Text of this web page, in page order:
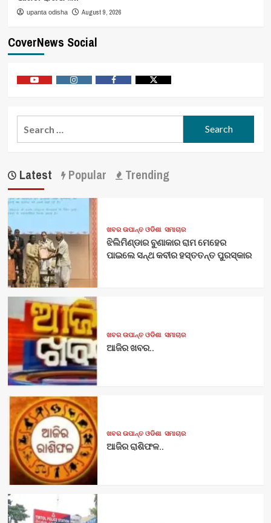
upanta odisha August 9, 2026
CoverNews Social
Latest Popular Trending
ଖବର ଉପାନ୍ତ ଓଡିଶା ସମାଚାର
ଝିଲିମିଣ୍ଡାର ବୁଣାକାର ରାମ ମେହେର
ପାଇଲେ ସନ୍ଥ କବୀର ହସ୍ତତନ୍ତ ପୁରସ୍କାର
ଖବର ଉପାନ୍ତ ଓଡିଶା ସମାଚାର
ଆଜିର ଖବର..
ଖବର ଉପାନ୍ତ ଓଡିଶା ସମାଚାର
ଆଜିର ରାଶିଫଳ..